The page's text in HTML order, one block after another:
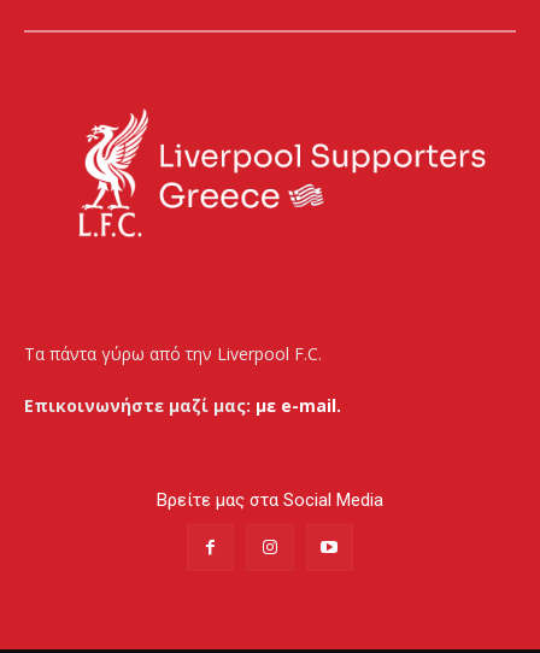
Τα πάντα γύρω από την Liverpool F.C.
Επικοινωνήστε μαζί μας: με e-mail.
Βρείτε μας στα Social Media